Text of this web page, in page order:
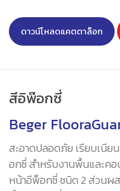
และกระเบื้อง ชนิด 2 ส่วน
ลึกสู่พื้นผิวได้ดี ให้การยึดเ
ได้ดีเป็นเลิศ มีความเงาง
ดาวน์โหลดแคตตาล็อก
สีอิพ๊อกซี่
Beger
สะอาดปลอดภัย เรียบเนี
อกซี่ สำหรับงานพื้นและค
หน้าอีพ็อกซี่ ชนิด 2 ส่วนผ